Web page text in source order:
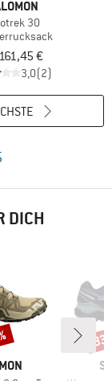
30
€
3,0(2)
DICH